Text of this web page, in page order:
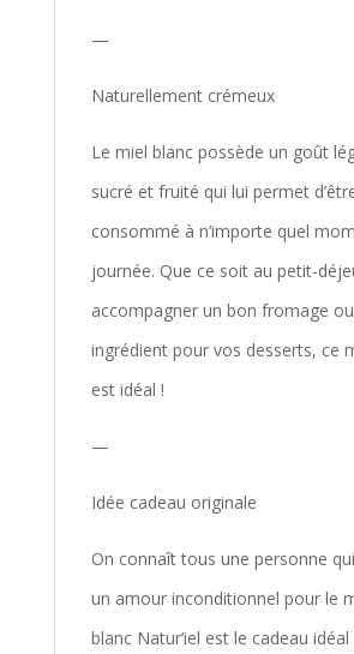
—
Naturellement crémeux
Le miel blanc possède un goût
sucré et fruité qui lui permet
consommé à n’importe quel
journée. Que ce soit au petit-
accompagner un bon fromage
ingrédient pour vos desserts, ce
est idéal !
—
Idée cadeau originale
On connaît tous une personne
un amour inconditionnel pour le
blanc Natur’iel est le cadeau